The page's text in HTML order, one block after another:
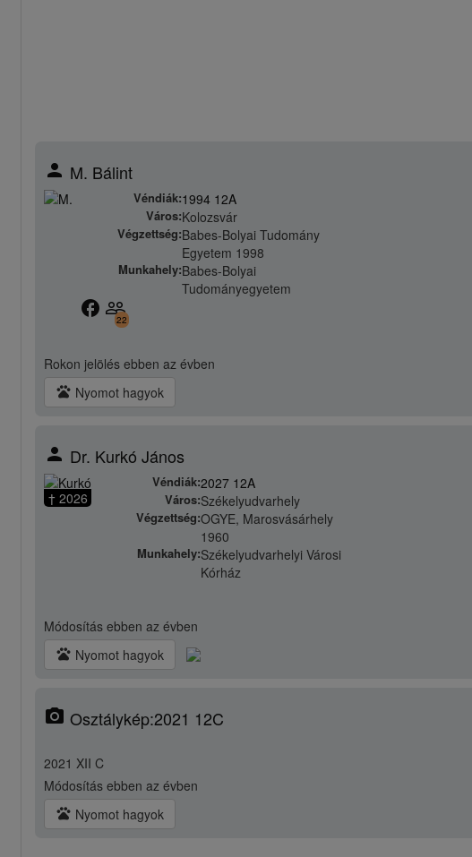
person M. Bálint
Véndiák:1994 12A
Város:Kolozsvár
Végzettség:Babes-Bolyai Tudomány
Egyetem 1998
Munkahely:Babes-Bolyai
Tudományegyetem
facebook people_outline
22
Rokon jelölés ebben az évben
pets Nyomot hagyok
person Dr. Kurkó János
† 2026
Véndiák:2027 12A
Város:Székelyudvarhely
Végzettség:OGYE, Marosvásárhely
1960
Munkahely:Székelyudvarhelyi Városi
Kórház
Módosítás ebben az évben
pets Nyomot hagyok
photo_camera Osztálykép:2021 12C
2021 XII C
Módosítás ebben az évben
pets Nyomot hagyok